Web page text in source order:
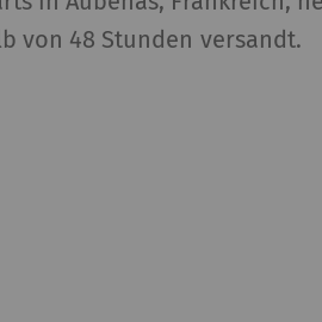
von 48 Stunden versandt.